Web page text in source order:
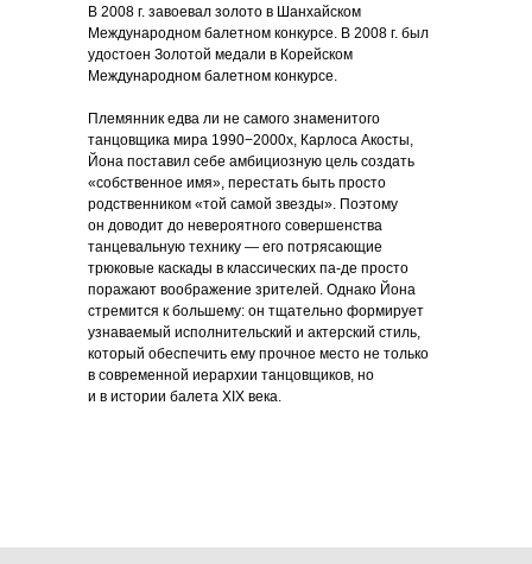
В 2008 г. завоевал золото в Шанхайском
Международном балетном конкурсе. В 2008 г. был
удостоен Золотой медали в Корейском
Международном балетном конкурсе.
Племянник едва ли не самого знаменитого
танцовщика мира 1990−2000х, Карлоса Акосты,
Йона поставил себе амбициозную цель создать
«собственное имя», перестать быть просто
родственником «той самой звезды». Поэтому
он доводит до невероятного совершенства
танцевальную технику — его потрясающие
трюковые каскады в классических па-де просто
поражают воображение зрителей. Однако Йона
стремится к большему: он тщательно формирует
узнаваемый исполнительский и актерский стиль,
который обеспечить ему прочное место не только
в современной иерархии танцовщиков, но
и в истории балета XIX века.